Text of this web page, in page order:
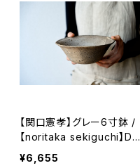
【関口憲孝】グレー6寸鉢 /
【noritaka sekiguchi】De
ep Dish
¥6,655